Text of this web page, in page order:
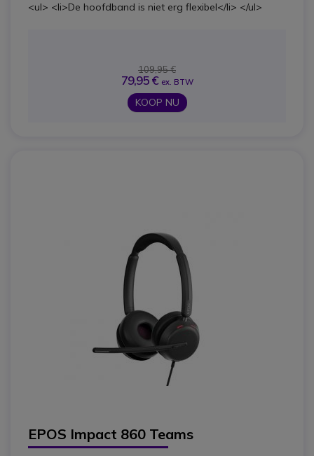
<ul> <li>De hoofdband is niet erg flexibel</li> </ul>
109,95 €
79,95 € ex. BTW
KOOP NU
EPOS Impact 860 Teams